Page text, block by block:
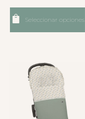
Seleccionar opciones